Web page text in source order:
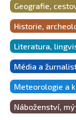
Geografie,
Historie,
Literatura,
Média a
Meteorologie a
Náboženství,